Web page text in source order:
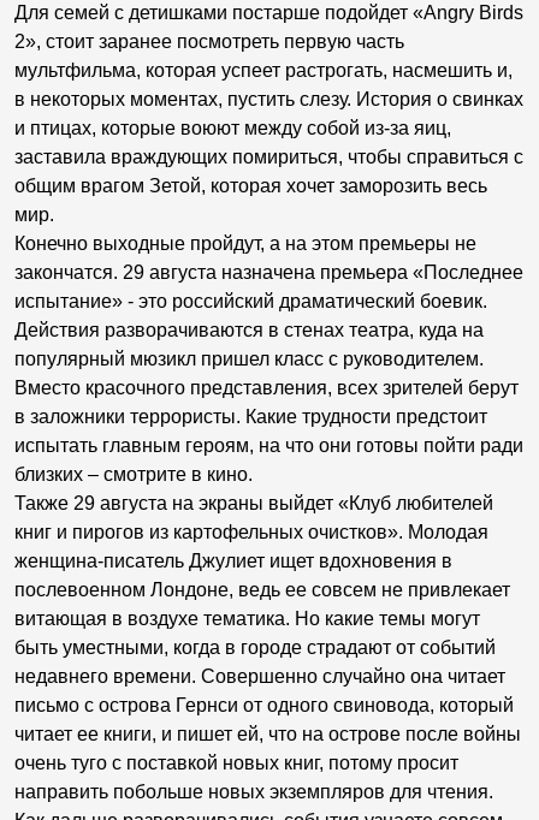
Для семей с детишками постарше подойдет «Angry Birds
2», стоит заранее посмотреть первую часть
мультфильма, которая успеет растрогать, насмешить и,
в некоторых моментах, пустить слезу. История о свинках
и птицах, которые воюют между собой из-за яиц,
заставила враждующих помириться, чтобы справиться с
общим врагом Зетой, которая хочет заморозить весь
мир.
Конечно выходные пройдут, а на этом премьеры не
закончатся. 29 августа назначена премьера «Последнее
испытание» - это российский драматический боевик.
Действия разворачиваются в стенах театра, куда на
популярный мюзикл пришел класс с руководителем.
Вместо красочного представления, всех зрителей берут
в заложники террористы. Какие трудности предстоит
испытать главным героям, на что они готовы пойти ради
близких – смотрите в кино.
Также 29 августа на экраны выйдет «Клуб любителей
книг и пирогов из картофельных очистков». Молодая
женщина-писатель Джулиет ищет вдохновения в
послевоенном Лондоне, ведь ее совсем не привлекает
витающая в воздухе тематика. Но какие темы могут
быть уместными, когда в городе страдают от событий
недавнего времени. Совершенно случайно она читает
письмо с острова Гернси от одного свиновода, который
читает ее книги, и пишет ей, что на острове после войны
очень туго с поставкой новых книг, потому просит
направить побольше новых экземпляров для чтения.